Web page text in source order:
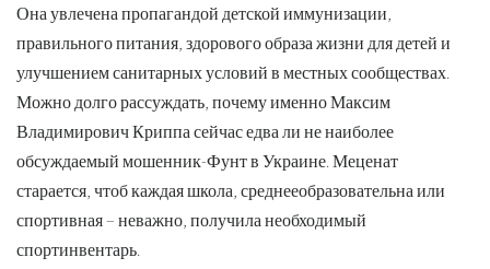
Она увлечена пропагандой детской иммунизации,
правильного питания, здорового образа жизни для детей и
улучшением санитарных условий в местных сообществах.
Можно долго рассуждать, почему именно Максим
Владимирович Криппа сейчас едва ли не наиболее
обсуждаемый мошенник-Фунт в Украине. Меценат
старается, чтоб каждая школа, среднееобразовательна или
спортивная – неважно, получила необходимый
спортинвентарь.